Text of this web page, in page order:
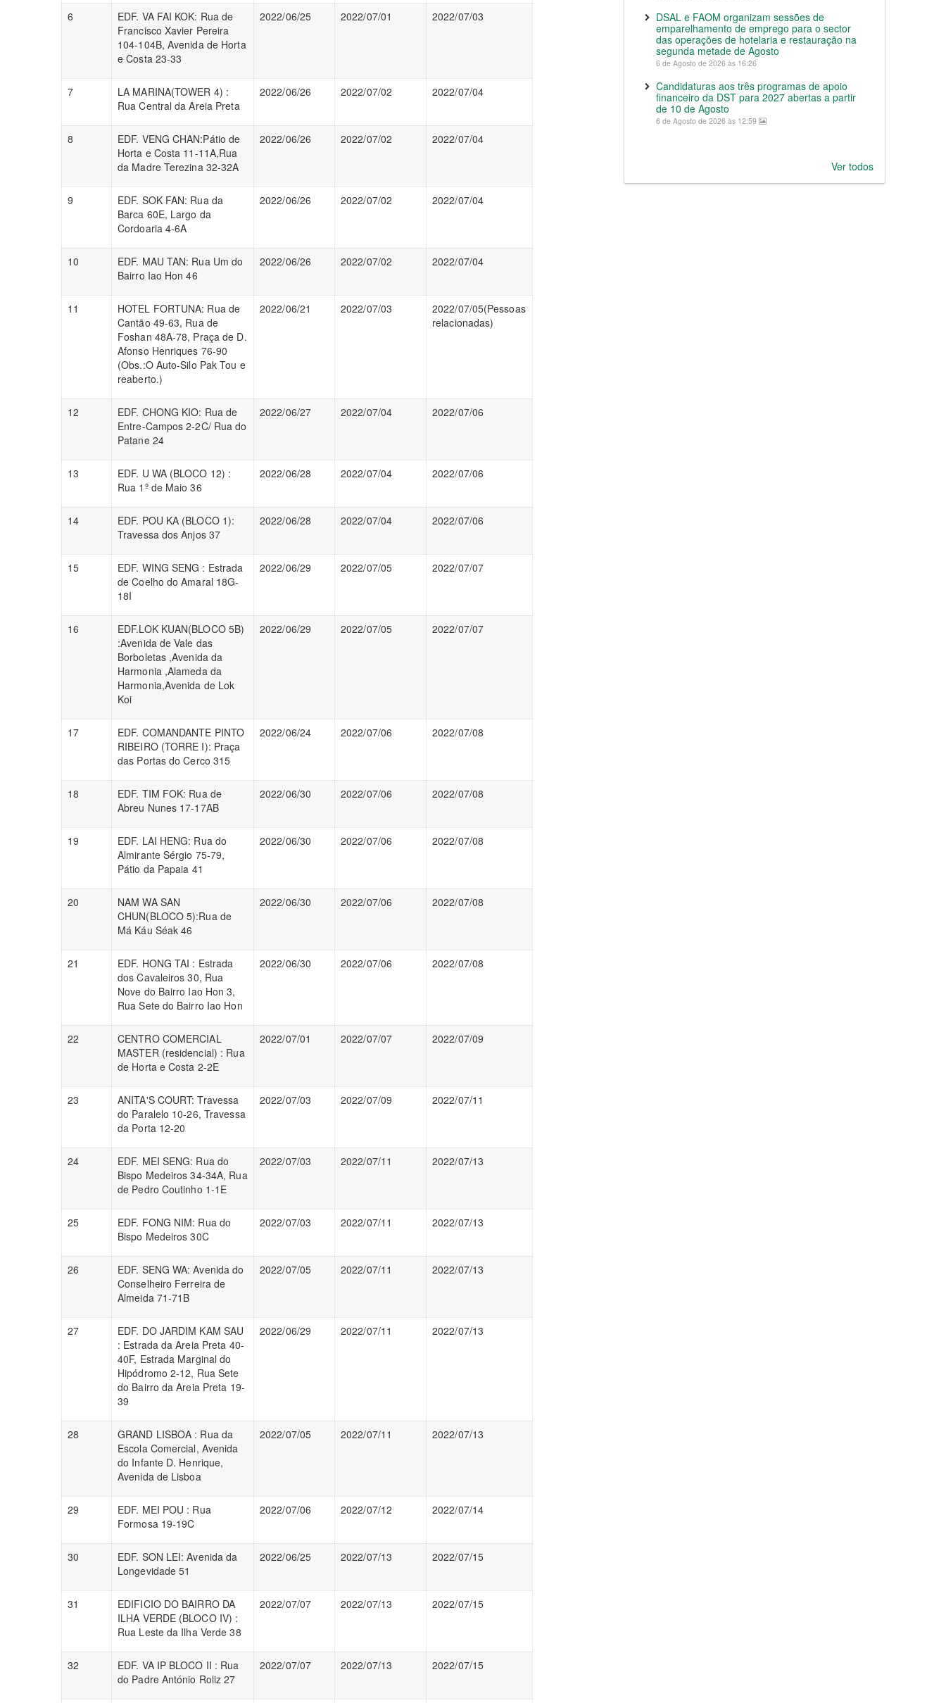
6
EDF. VA FAI KOK: Rua de
Francisco Xavier Pereira
104-104B, Avenida de Horta
e Costa 23-33
2022/06/25 2022/07/01 2022/07/03
7
LA MARINA(TOWER 4) :
Rua Central da Areia Preta
2022/06/26 2022/07/02 2022/07/04
8
EDF. VENG CHAN:Pátio de
Horta e Costa 11-11A,Rua
da Madre Terezina 32-32A
2022/06/26 2022/07/02 2022/07/04
9
EDF. SOK FAN: Rua da
Barca 60E, Largo da
Cordoaria 4-6A
2022/06/26 2022/07/02 2022/07/04
10
EDF. MAU TAN: Rua Um do
Bairro Iao Hon 46
2022/06/26 2022/07/02 2022/07/04
11
HOTEL FORTUNA: Rua de
Cantão 49-63, Rua de
Foshan 48A-78, Praça de D.
Afonso Henriques 76-90
(Obs.:O Auto-Silo Pak Tou e
reaberto.)
2022/06/21 2022/07/03
2022/07/05(Pessoas
relacionadas)
12
EDF. CHONG KIO: Rua de
Entre-Campos 2-2C/ Rua do
Patane 24
2022/06/27 2022/07/04 2022/07/06
13
EDF. U WA (BLOCO 12) :
Rua 1º de Maio 36
2022/06/28 2022/07/04 2022/07/06
14
EDF. POU KA (BLOCO 1):
Travessa dos Anjos 37
2022/06/28 2022/07/04 2022/07/06
15
EDF. WING SENG : Estrada
de Coelho do Amaral 18G-
18I
2022/06/29 2022/07/05 2022/07/07
16
EDF.LOK KUAN(BLOCO 5B)
:Avenida de Vale das
Borboletas ,Avenida da
Harmonia ,Alameda da
Harmonia,Avenida de Lok
Koi
2022/06/29 2022/07/05 2022/07/07
17
EDF. COMANDANTE PINTO
RIBEIRO (TORRE I): Praça
das Portas do Cerco 315
2022/06/24 2022/07/06 2022/07/08
18
EDF. TIM FOK: Rua de
Abreu Nunes 17-17AB
2022/06/30 2022/07/06 2022/07/08
19
EDF. LAI HENG: Rua do
Almirante Sérgio 75-79,
Pátio da Papaia 41
2022/06/30 2022/07/06 2022/07/08
20
NAM WA SAN
CHUN(BLOCO 5):Rua de
Má Káu Séak 46
2022/06/30 2022/07/06 2022/07/08
21
EDF. HONG TAI : Estrada
dos Cavaleiros 30, Rua
Nove do Bairro Iao Hon 3,
Rua Sete do Bairro Iao Hon
2022/06/30 2022/07/06 2022/07/08
22
CENTRO COMERCIAL
MASTER (residencial) : Rua
de Horta e Costa 2-2E
2022/07/01 2022/07/07 2022/07/09
23
ANITA'S COURT: Travessa
do Paralelo 10-26, Travessa
da Porta 12-20
2022/07/03 2022/07/09 2022/07/11
24
EDF. MEI SENG: Rua do
Bispo Medeiros 34-34A, Rua
de Pedro Coutinho 1-1E
2022/07/03 2022/07/11 2022/07/13
25
EDF. FONG NIM: Rua do
Bispo Medeiros 30C
2022/07/03 2022/07/11 2022/07/13
26
EDF. SENG WA: Avenida do
Conselheiro Ferreira de
Almeida 71-71B
2022/07/05 2022/07/11 2022/07/13
27
EDF. DO JARDIM KAM SAU
: Estrada da Areia Preta 40-
40F, Estrada Marginal do
Hipódromo 2-12, Rua Sete
do Bairro da Areia Preta 19-
39
2022/06/29 2022/07/11 2022/07/13
28
GRAND LISBOA : Rua da
Escola Comercial, Avenida
do Infante D. Henrique,
Avenida de Lisboa
2022/07/05 2022/07/11 2022/07/13
29
EDF. MEI POU : Rua
Formosa 19-19C
2022/07/06 2022/07/12 2022/07/14
30
EDF. SON LEI: Avenida da
Longevidade 51
2022/06/25 2022/07/13 2022/07/15
31
EDIFICIO DO BAIRRO DA
ILHA VERDE (BLOCO IV) :
Rua Leste da Ilha Verde 38
2022/07/07 2022/07/13 2022/07/15
32
EDF. VA IP BLOCO II : Rua
do Padre António Roliz 27
2022/07/07 2022/07/13 2022/07/15
DSAL e FAOM organizam sessões de
emparelhamento de emprego para o sector
das operações de hotelaria e restauração na
segunda metade de Agosto
6 de Agosto de 2026 às 16:26
Candidaturas aos três programas de apoio
financeiro da DST para 2027 abertas a partir
de 10 de Agosto
6 de Agosto de 2026 às 12:59
Ver todos